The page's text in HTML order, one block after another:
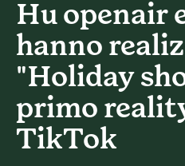
Hu openair
hanno
"Holiday
primo
TikTok